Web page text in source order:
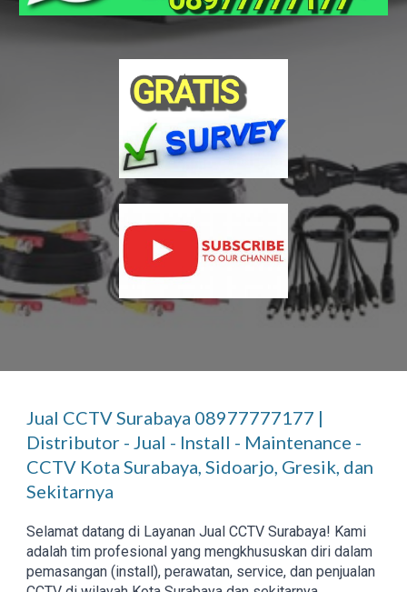
Jual CCTV Surabaya 08977777177 |
Distributor - Jual - Install - Maintenance -
CCTV Kota Surabaya, Sidoarjo, Gresik, dan
Sekitarnya
Selamat datang di Layanan Jual CCTV Surabaya! Kami
adalah tim profesional yang mengkhususkan diri dalam
pemasangan (install), perawatan, service, dan penjualan